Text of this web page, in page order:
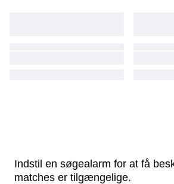
Indstil en søgealarm for at få
matches er tilgængelige.